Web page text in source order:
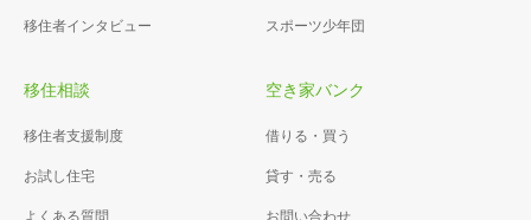
移住者インタビュー スポーツ少年団
移住相談
移住者支援制度
お試し住宅
よくある質問
空き家バンク
借りる・買う
貸す・売る
お問い合わせ